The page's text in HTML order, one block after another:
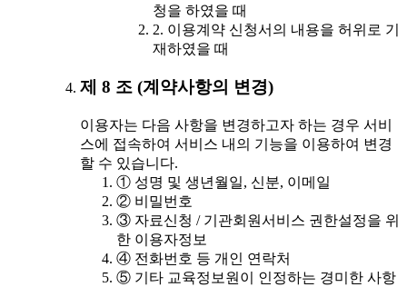
청을 하였을 때
2. 이용계약 신청서의 내용을 허위로 기
재하였을 때
제 8 조 (계약사항의 변경)
이용자는 다음 사항을 변경하고자 하는 경우 서비
스에 접속하여 서비스 내의 기능을 이용하여 변경
할 수 있습니다.
① 성명 및 생년월일, 신분, 이메일
② 비밀번호
③ 자료신청 / 기관회원서비스 권한설정을 위
한 이용자정보
④ 전화번호 등 개인 연락처
⑤ 기타 교육정보원이 인정하는 경미한 사항